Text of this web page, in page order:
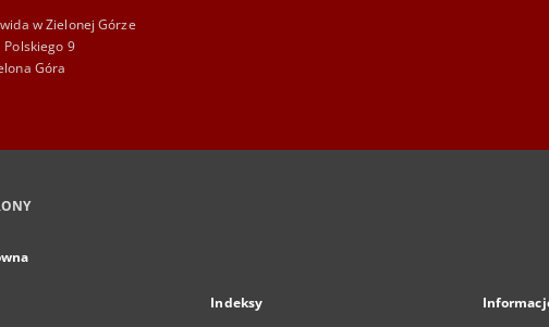
w Zielonej Górze
Polskiego 9
Góra
Indeksy